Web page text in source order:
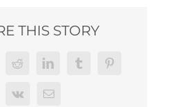
THIS STORY
Reddit LinkedInTumblrPinterest
Vk Email